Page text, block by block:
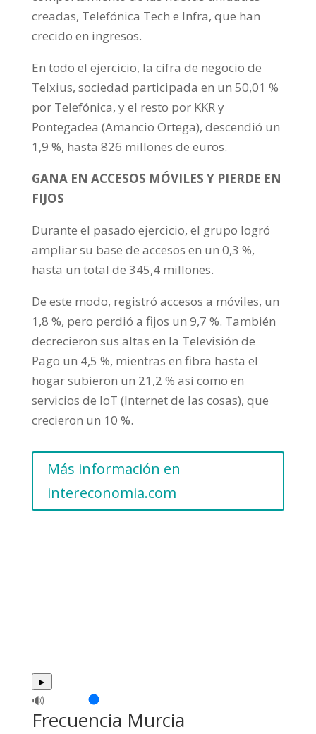
creadas, Telefónica Tech e Infra, que han
crecido en ingresos.
En todo el ejercicio, la cifra de negocio de
Telxius, sociedad participada en un 50,01 %
por Telefónica, y el resto por KKR y
Pontegadea (Amancio Ortega), descendió un
1,9 %, hasta 826 millones de euros.
GANA EN ACCESOS MÓVILES Y PIERDE EN
FIJOS
Durante el pasado ejercicio, el grupo logró
ampliar su base de accesos en un 0,3 %,
hasta un total de 345,4 millones.
De este modo, registró accesos a móviles, un
1,8 %, pero perdió a fijos un 9,7 %. También
decrecieron sus altas en la Televisión de
Pago un 4,5 %, mientras en fibra hasta el
hogar subieron un 21,2 % así como en
servicios de IoT (Internet de las cosas), que
crecieron un 10 %.
Más información en
intereconomia.com
►
🔊
Frecuencia Murcia